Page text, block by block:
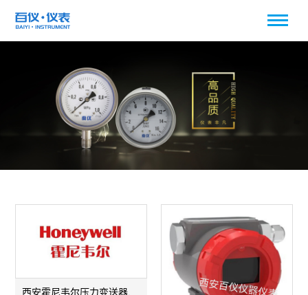
西安霍尼韦尔压力变送器,